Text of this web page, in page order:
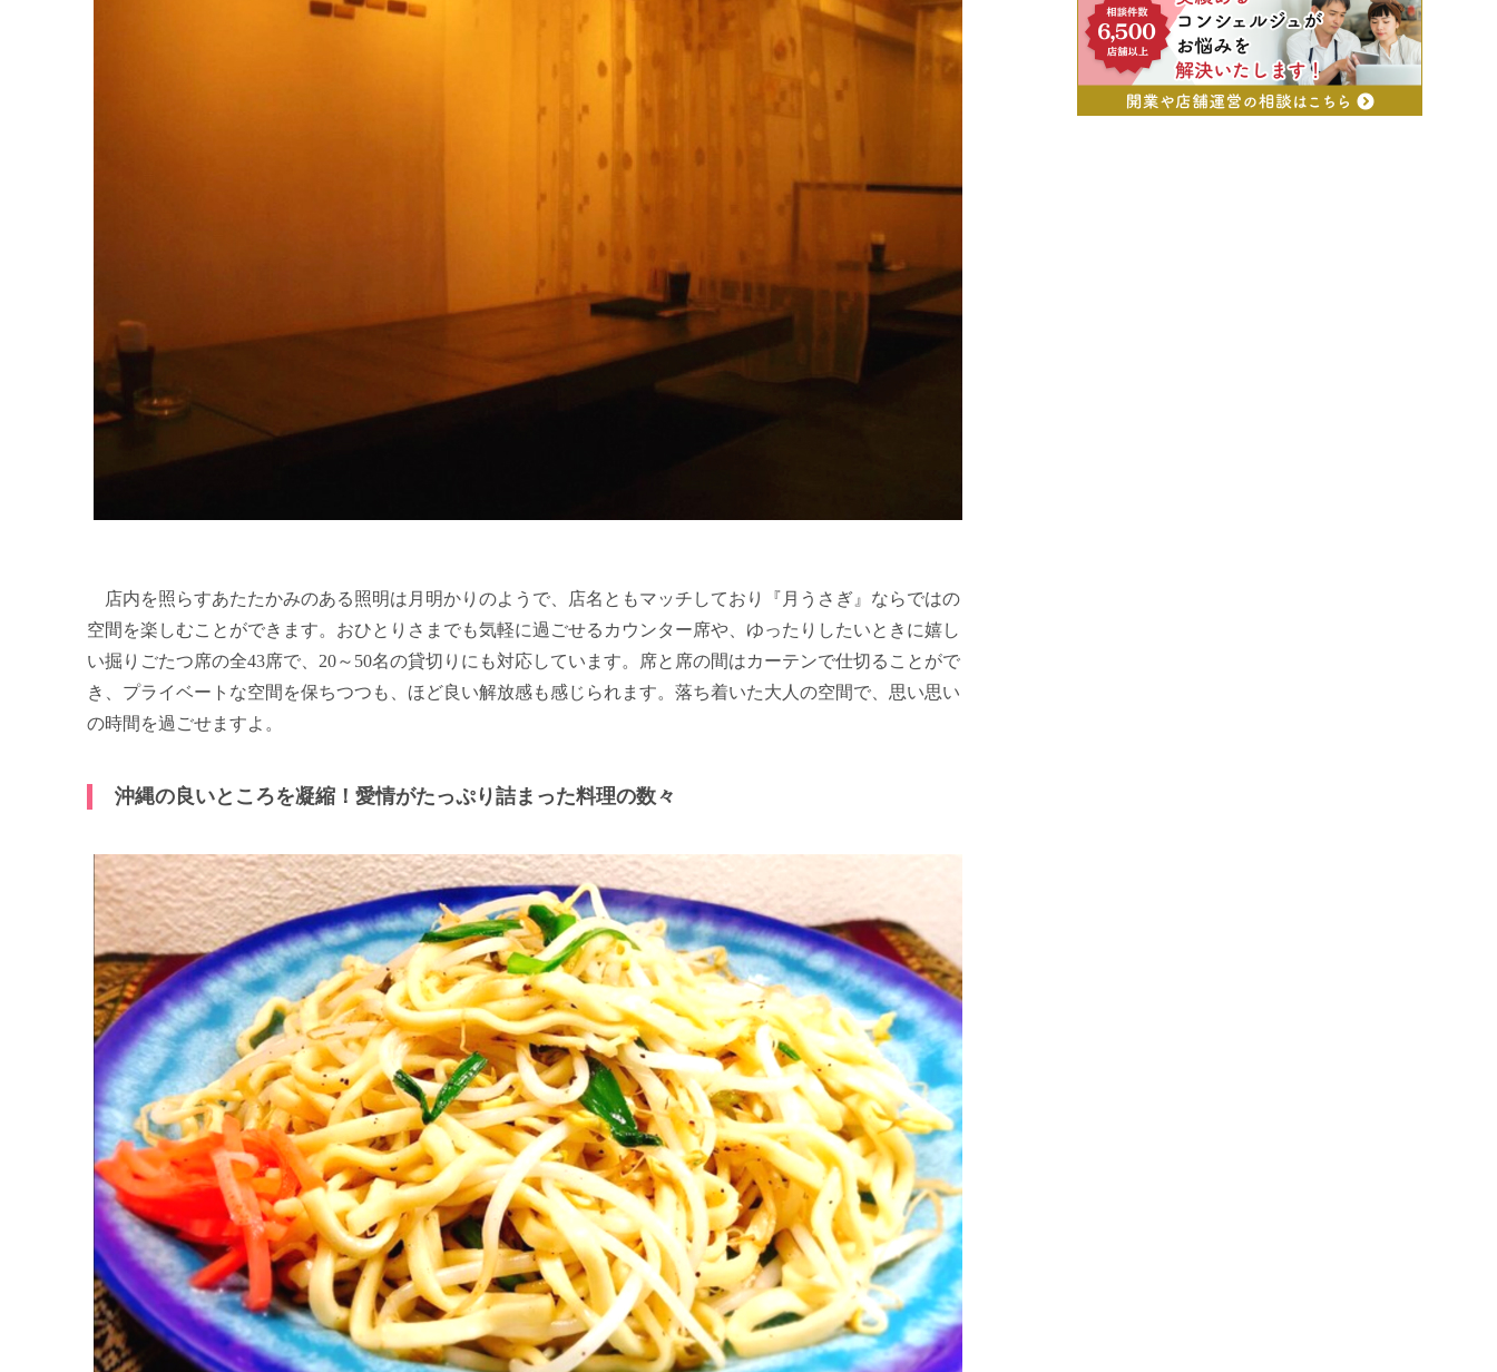
店内を照らすあたたかみのある照明は月明かりのようで、店名ともマッチしており『月うさぎ』ならではの
空間を楽しむことができます。おひとりさまでも気軽に過ごせるカウンター席や、ゆったりしたいときに嬉し
い掘りごたつ席の全43席で、20～50名の貸切りにも対応しています。席と席の間はカーテンで仕切ることがで
き、プライベートな空間を保ちつつも、ほど良い解放感も感じられます。落ち着いた大人の空間で、思い思い
の時間を過ごせますよ。
沖縄の良いところを凝縮！愛情がたっぷり詰まった料理の数々